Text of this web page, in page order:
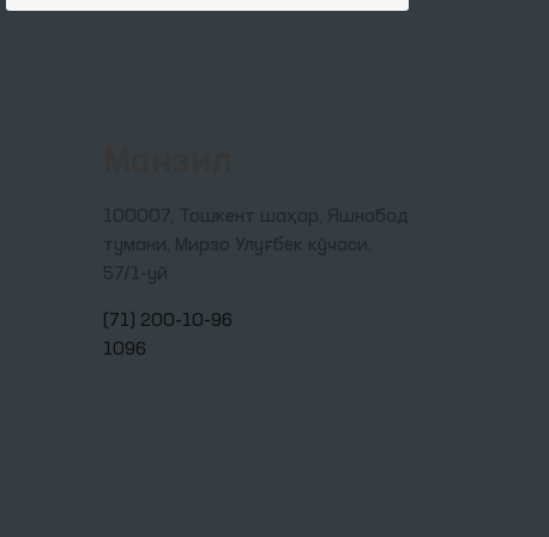
100007, Тошкент шаҳар, Яшнобод
тумани, Мирзо Улуғбек кўчаси,
57/1-уй
(71) 200-10-96
1096